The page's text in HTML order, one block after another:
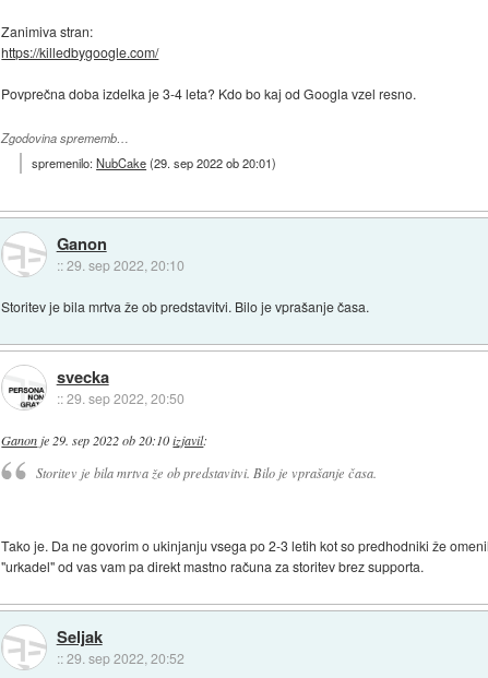
Zanimiva stran:
https://killedbygoogle.com/
Povprečna doba izdelka je 3-4 leta? Kdo bo kaj od Googla vzel resno.
Zgodovina sprememb…
spremenilo:NubCake(29. sep 2022 ob 20:01)
Ganon
::29. sep 2022, 20:10
Storitev je bila mrtva že ob predstavitvi. Bilo je vprašanje časa.
svecka
::29. sep 2022, 20:50
Ganon je 29. sep 2022 ob 20:10 izjavil:
Storitev je bila mrtva že ob predstavitvi. Bilo je vprašanje časa.
Tako je. Da ne govorim o ukinjanju vsega po 2-3 letih kot so predhodniki že
"urkadel" od vas vam pa direkt mastno računa za storitev brez supporta.
Seljak
::29. sep 2022, 20:52